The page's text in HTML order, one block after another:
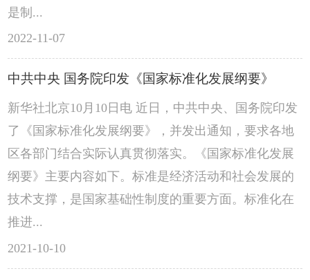
是制...
2022-11-07
中共中央 国务院印发《国家标准化发展纲要》
新华社北京10月10日电 近日，中共中央、国务院印发
了《国家标准化发展纲要》，并发出通知，要求各地
区各部门结合实际认真贯彻落实。《国家标准化发展
纲要》主要内容如下。标准是经济活动和社会发展的
技术支撑，是国家基础性制度的重要方面。标准化在
推进...
2021-10-10